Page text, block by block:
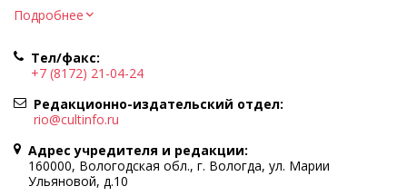
Регистрационный номер и дата принятия решения о
Учредитель КУ ВО «Информационно-аналитический центр
культуры»
Адрес учредителя и редакции: 160000, Вологодская обл., г.
Вологда, ул. Марии Ульяновой, д.10
Главный редактор — Легчанова Елена Григорьевна
Политика в отношении обработки персональных данных
При полном или частичном использовании информации
Подробнее
Тел/факс:
+7 (8172) 21-04-24
Редакционно-издательский отдел:
rio@cultinfo.ru
Адрес учредителя и редакции:
160000, Вологодская обл., г. Вологда, ул. Марии
Ульяновой, д.10